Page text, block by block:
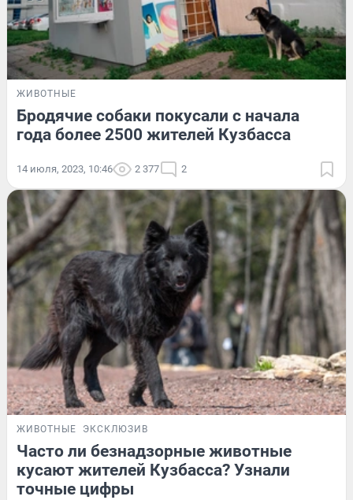
ЖИВОТНЫЕ
Бродячие собаки покусали с начала
года более 2500 жителей Кузбасса
14 июля, 2023, 10:46 2 377 2
ЖИВОТНЫЕ ЭКСКЛЮЗИВ
Часто ли безнадзорные животные
кусают жителей Кузбасса? Узнали
точные цифры